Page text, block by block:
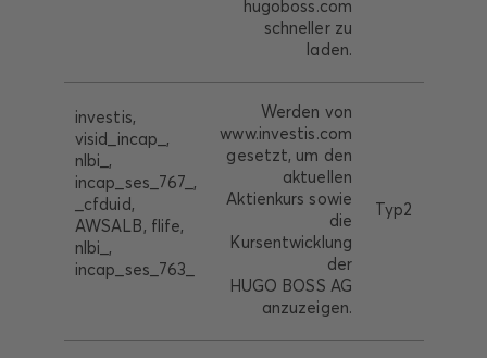
hugoboss.com
schneller zu
laden.
investis,
visid_incap_,
nlbi_,
incap_ses_767_,
_cfduid,
AWSALB, flife,
nlbi_,
incap_ses_763_
Werden von
www.investis.com
gesetzt, um den
aktuellen
Aktienkurs sowie
die
Kursentwicklung
der
HUGO BOSS AG
anzuzeigen.
Typ2